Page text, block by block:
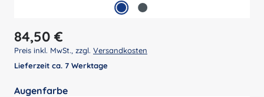
Regulärer Preis:
84,50 €
Preis inkl. MwSt., zzgl. Versandkosten
Lieferzeit ca. 7 Werktage
Augenfarbeauswählen